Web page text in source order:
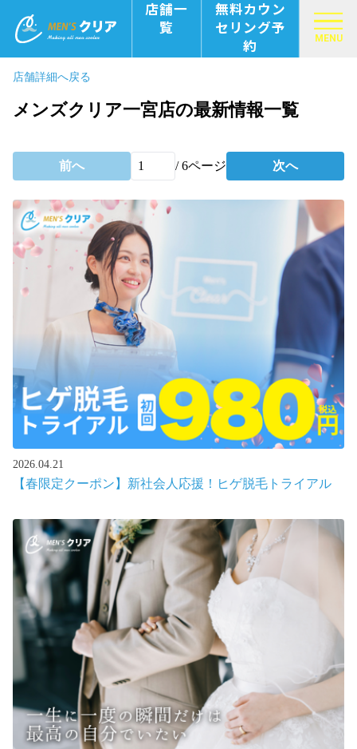
店舗一
覧
無料カウン
セリング予
約
MENU
店舗詳細へ戻る
メンズクリア一宮店の最新情報一覧
前へ /6ページ 次へ
2026.04.21
【春限定クーポン】新社会人応援！ヒゲ脱毛トライアル